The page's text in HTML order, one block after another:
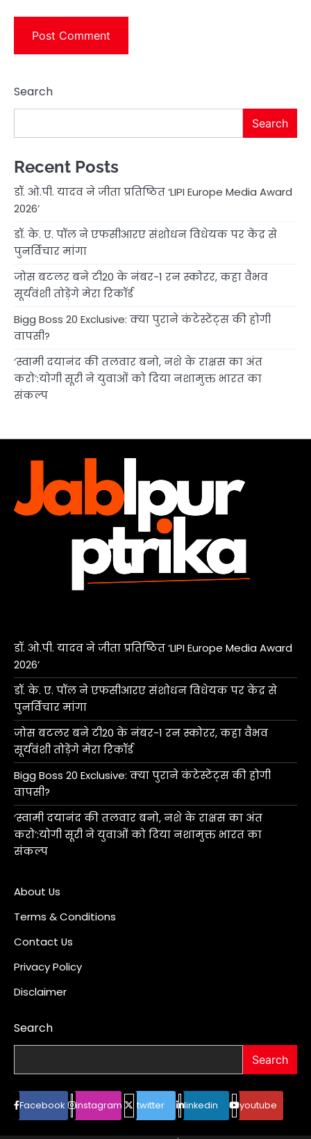
Search
Search
Recent Posts
डॉ. ओ.पी. यादव ने जीता प्रतिष्ठित ‘LIPI Europe Media Award
2026’
डॉ. के. ए. पॉल ने एफसीआरए संशोधन विधेयक पर केंद्र से
पुनर्विचार मांगा
जोस बटलर बने टी20 के नंबर-1 रन स्कोरर, कहा वैभव
सूर्यवंशी तोड़ेंगे मेरा रिकॉर्ड
Bigg Boss 20 Exclusive: क्या पुराने कंटेस्टेंट्स की होगी
वापसी?
‘स्वामी दयानंद की तलवार बनो, नशे के राक्षस का अंत
करो’:योगी सूरी ने युवाओं को दिया नशामुक्त भारत का
संकल्प
डॉ. ओ.पी. यादव ने जीता प्रतिष्ठित ‘LIPI Europe Media Award
2026’
डॉ. के. ए. पॉल ने एफसीआरए संशोधन विधेयक पर केंद्र से
पुनर्विचार मांगा
जोस बटलर बने टी20 के नंबर-1 रन स्कोरर, कहा वैभव
सूर्यवंशी तोड़ेंगे मेरा रिकॉर्ड
Bigg Boss 20 Exclusive: क्या पुराने कंटेस्टेंट्स की होगी
वापसी?
‘स्वामी दयानंद की तलवार बनो, नशे के राक्षस का अंत
करो’:योगी सूरी ने युवाओं को दिया नशामुक्त भारत का
संकल्प
About Us
Terms & Conditions
Contact Us
Privacy Policy
Disclaimer
Search
Search
Facebook instagram twitter linkedin youtube